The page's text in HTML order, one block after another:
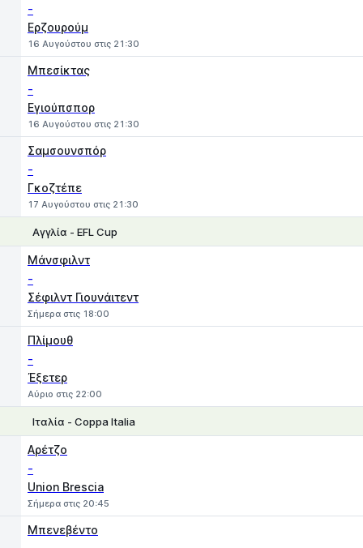
-
Ερζουρούμ
16 Αυγούστου στις 21:30
Μπεσίκτας
-
Εγιούπσπορ
16 Αυγούστου στις 21:30
Σαμσουνσπόρ
-
Γκοζτέπε
17 Αυγούστου στις 21:30
Αγγλία - EFL Cup
Μάνσφιλντ
-
Σέφιλντ Γιουνάιτεντ
Σήμερα στις 18:00
Πλίμουθ
-
Έξετερ
Αύριο στις 22:00
Ιταλία - Coppa Italia
Αρέτζο
-
Union Brescia
Σήμερα στις 20:45
Μπενεβέντο